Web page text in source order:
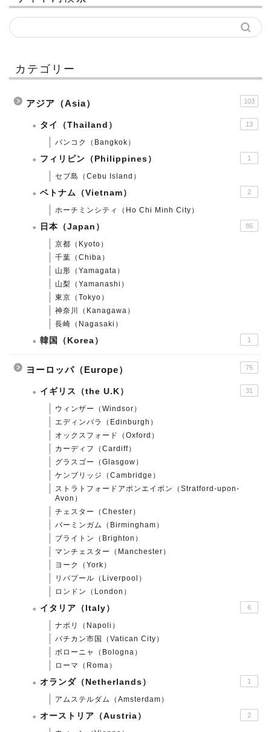
カテゴリー
アジア（Asia） 103
タイ（Thailand） 13
バンコク（Bangkok）
フィリピン（Philippines） 1
セブ島（Cebu Island）
ベトナム（Vietnam） 2
ホーチミンシティ（Ho Chi Minh City）
日本（Japan） 86
京都（Kyoto）
千葉（Chiba）
山形（Yamagata）
山梨（Yamanashi）
東京（Tokyo）
神奈川（Kanagawa）
長崎（Nagasaki）
韓国（Korea） 1
ヨーロッパ（Europe） 75
イギリス（the U.K） 31
ウィンザー（Windsor）
エディンバラ（Edinburgh）
オックスフォード（Oxford）
カーディフ（Cardiff）
グラスゴー（Glasgow）
ケンブリッジ（Cambridge）
ストラトフォードアポンエイボン（Stratford-upon-
Avon）
チェスター（Chester）
バーミンガム（Birmingham）
ブライトン（Brighton）
マンチェスター（Manchester）
ヨーク（York）
リバプール（Liverpool）
ロンドン（London）
イタリア（Italy） 6
ナポリ（Napoli）
バチカン市国（Vatican City）
ボローニャ（Bologna）
ローマ（Roma）
オランダ（Netherlands） 1
アムステルダム（Amsterdam）
オーストリア（Austria） 2